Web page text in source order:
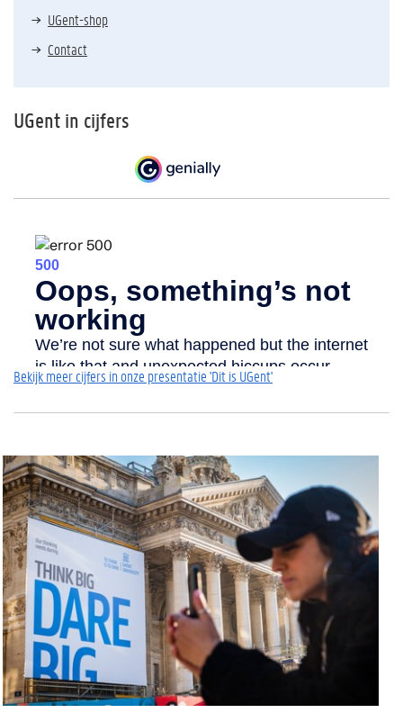
UGent-shop
Contact
UGent in cijfers
Bekijk meer cijfers in onze presentatie 'Dit is UGent'